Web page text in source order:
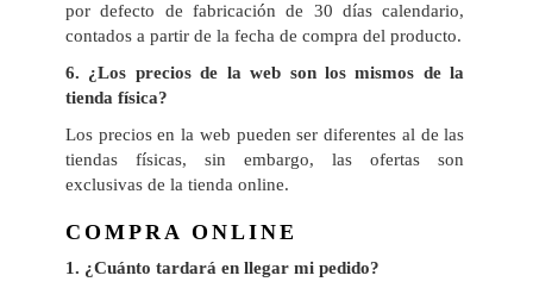
por defecto de fabricación de 30 días calendario,
contados a partir de la fecha de compra del producto.
6. ¿Los precios de la web son los mismos de la
tienda física?
Los precios en la web pueden ser diferentes al de las
tiendas físicas, sin embargo, las ofertas son
exclusivas de la tienda online.
COMPRA ONLINE
1. ¿Cuánto tardará en llegar mi pedido?